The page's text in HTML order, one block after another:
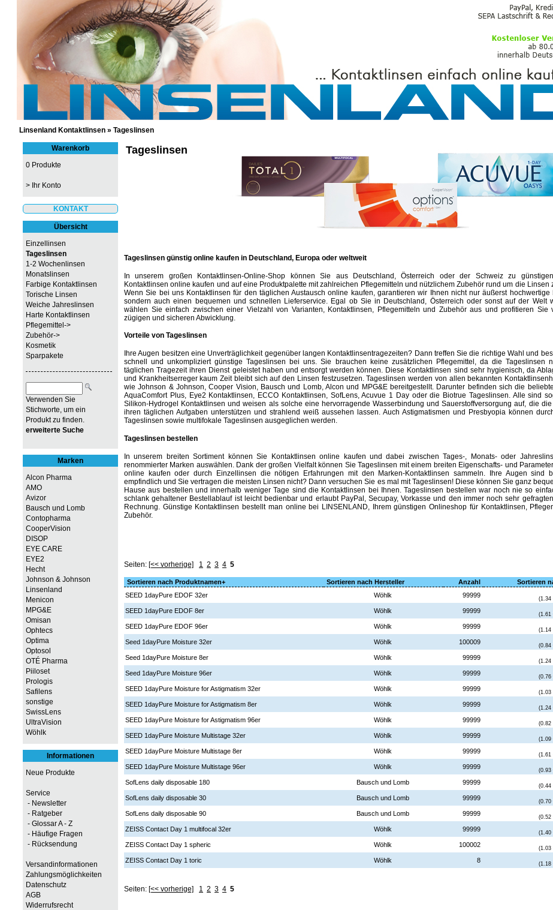
GÜNSTIGE KONTAKTLINSEN UND PFLEGEMITTEL
Linsenland Kontaktlinsen » Tageslinsen
Warenkorb
0 Produkte
> Ihr Konto
KONTAKT
Übersicht
Einzellinsen
Tageslinsen
1-2 Wochenlinsen
Monatslinsen
Farbige Kontaktlinsen
Torische Linsen
Weiche Jahreslinsen
Harte Kontaktlinsen
Pflegemittel->
Zubehör->
Kosmetik
Sparpakete
Verwenden Sie
Stichworte, um ein
Produkt zu finden.
erweiterte Suche
Marken
Alcon Pharma
AMO
Avizor
Bausch und Lomb
Contopharma
CooperVision
DISOP
EYE CARE
EYE2
Hecht
Johnson & Johnson
Linsenland
Menicon
MPG&E
Omisan
Ophtecs
Optima
Optosol
OTÉ Pharma
Piiloset
Prologis
Safilens
sonstige
SwissLens
UltraVision
Wöhlk
Informationen
Neue Produkte
Service
- Newsletter
- Ratgeber
- Glossar A - Z
- Häufige Fragen
- Rücksendung
Versandinformationen
Zahlungsmöglichkeiten
Datenschutz
AGB
Widerrufsrecht
Tageslinsen
Tageslinsen günstig online kaufen in Deutschland, Europa oder weltweit
In unserem großen Kontaktlinsen-Online-Shop können Sie aus Deutschland, Österreich oder der Schweiz zu
Kontaktlinsen online kaufen und auf eine Produktpalette mit zahlreichen Pflegemitteln und nützlichem Zubehör rund um die Linsen
Wenn Sie bei uns Kontaktlinsen für den täglichen Austausch online kaufen, garantieren wir Ihnen nicht nur äußerst hochwertige
sondern auch einen bequemen und schnellen Lieferservice. Egal ob Sie in Deutschland, Österreich oder sonst auf der Welt
wählen Sie einfach zwischen einer Vielzahl von Varianten, Kontaktlinsen, Pflegemitteln und Zubehör aus und profitieren Sie
zügigen und sicheren Abwicklung.
Vorteile von Tageslinsen
Ihre Augen besitzen eine Unverträglichkeit gegenüber langen Kontaktlinsentragezeiten? Dann treffen Sie die richtige Wahl und
schnell und unkompliziert günstige Tageslinsen bei uns. Sie brauchen keine zusätzlichen Pflegemittel, da die Tageslinsen
täglichen Tragezeit ihren Dienst geleistet haben und entsorgt werden können. Diese Kontaktlinsen sind sehr hygienisch, da
und Krankheitserreger kaum Zeit bleibt sich auf den Linsen festzusetzen. Tageslinsen werden von allen bekannten
wie Johnson & Johnson, Cooper Vision, Bausch und Lomb, Alcon und MPG&E bereitgestellt. Darunter befinden sich die
AquaComfort Plus, Eye2 Kontaktlinsen, ECCO Kontaktlinsen, SofLens, Acuvue 1 Day oder die Biotrue Tageslinsen. Alle sind
Silikon-Hydrogel Kontaktlinsen und weisen als solche eine hervorragende Wasserbindung und Sauerstoffversorgung auf, die
ihren täglichen Aufgaben unterstützen und strahlend weiß aussehen lassen. Auch Astigmatismen und Presbyopia können
Tageslinsen sowie multifokale Tageslinsen ausgeglichen werden.
Tageslinsen bestellen
In unserem breiten Sortiment können Sie Kontaktlinsen online kaufen und dabei zwischen Tages-, Monats- oder
renommierter Marken auswählen. Dank der großen Vielfalt können Sie Tageslinsen mit einem breiten Eigenschafts- und
online kaufen oder durch Einzellinsen die nötigen Erfahrungen mit den Marken-Kontaktlinsen sammeln. Ihre Augen sind
empfindlich und Sie vertragen die meisten Linsen nicht? Dann versuchen Sie es mal mit Tageslinsen! Diese können Sie ganz
Hause aus bestellen und innerhalb weniger Tage sind die Kontaktlinsen bei Ihnen. Tageslinsen bestellen war noch nie so
schlank gehaltener Bestellablauf ist leicht bedienbar und erlaubt PayPal, Secupay, Vorkasse und den immer noch sehr
Rechnung. Günstige Kontaktlinsen bestellt man online bei LINSENLAND, Ihrem günstigen Onlineshop für Kontaktlinsen,
Zubehör.
Seiten: [<< vorherige] 1 2 3 4 5
Sortieren nach Produktnamen+ Sortieren nach Hersteller Anzahl
Sortieren
SEED 1dayPure EDOF 32er
Wöhlk 99999 (1.34
SEED 1dayPure EDOF 8er Wöhlk 99999 (1.61
SEED 1dayPure EDOF 96er Wöhlk 99999 (1.14
Seed 1dayPure Moisture 32er Wöhlk 100009 (0.84
Seed 1dayPure Moisture 8er Wöhlk 99999 (1.24
Seed 1dayPure Moisture 96er Wöhlk 99999 (0.76
SEED 1dayPure Moisture for Astigmatism 32er Wöhlk 99999 (1.03
SEED 1dayPure Moisture for Astigmatism 8er Wöhlk 99999 (1.24
SEED 1dayPure Moisture for Astigmatism 96er Wöhlk 99999 (0.82
SEED 1dayPure Moisture Multistage 32er Wöhlk 99999 (1.09
SEED 1dayPure Moisture Multistage 8er Wöhlk 99999 (1.61
SEED 1dayPure Moisture Multistage 96er Wöhlk 99999 (0.93
SofLens daily disposable 180 Bausch und Lomb 99999 (0.44
SofLens daily disposable 30 Bausch und Lomb 99999 (0.70
SofLens daily disposable 90 Bausch und Lomb 99999 (0.52
ZEISS Contact Day 1 multifocal 32er Wöhlk 99999 (1.40
ZEISS Contact Day 1 spheric Wöhlk 100002 (1.03
ZEISS Contact Day 1 toric Wöhlk 8 (1.18
Seiten: [<< vorherige] 1 2 3 4 5